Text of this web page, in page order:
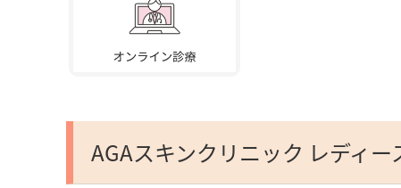
AGAスキンクリニック レディ